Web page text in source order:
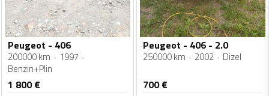
Peugeot - 406
200000 km
1997
Benzin+Plin
1 800€
Peugeot - 406 - 2.0
250000 km 2002 Dizel
700€